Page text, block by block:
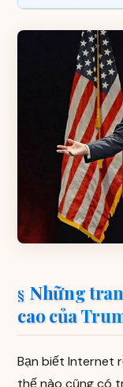
Những
cao của
Bạn biết Internet
thế nào cũng có